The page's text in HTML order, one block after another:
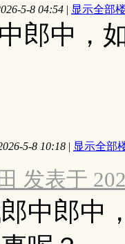
5-8 04:54 | 显示全部
郎中，
5-8 10:18 | 显示全部
发表于
中郎中